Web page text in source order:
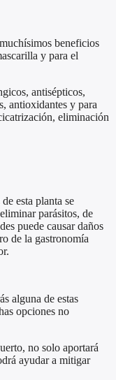
beneficios
y para el
antisépticos,
antioxidantes y para
eliminación
esta planta se
parásitos, de
puede causar daños
de la gastronomía
alguna de estas
opciones no
no solo aportará
ayudar a mitigar